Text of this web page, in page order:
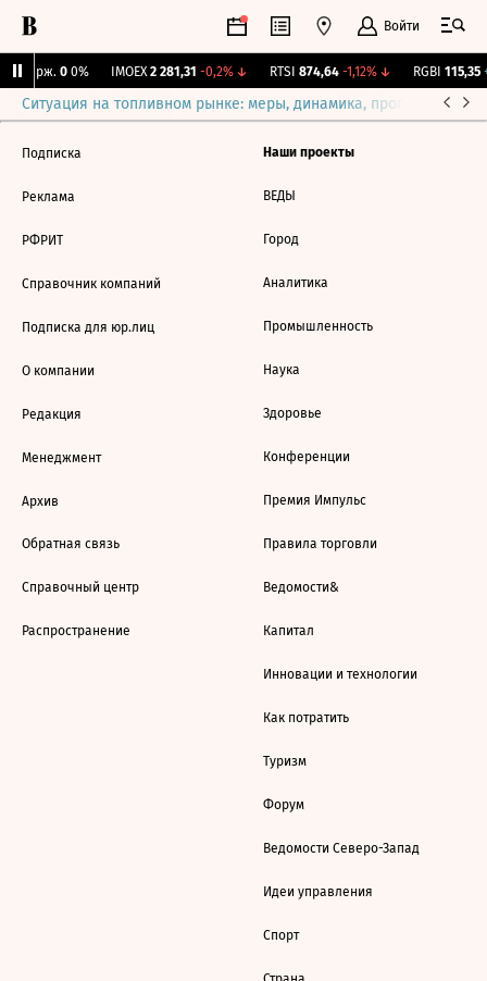
Войти
Бирж. 0 0% IMOEX 2 281,31 -0,2%↓ RTSI 874,64 -1,12%↓ RGBI 115,35
Ситуация на топливном рынке: меры, динамика, прогнозы
Подписка
Реклама
РФРИТ
Справочник компаний
Подписка для юр.лиц
О компании
Редакция
Менеджмент
Архив
Обратная связь
Справочный центр
Распространение
Наши проекты
ВЕДЫ
Город
Аналитика
Промышленность
Наука
Здоровье
Конференции
Премия Импульс
Правила торговли
Ведомости&
Капитал
Инновации и технологии
Как потратить
Туризм
Форум
Ведомости Северо-Запад
Идеи управления
Спорт